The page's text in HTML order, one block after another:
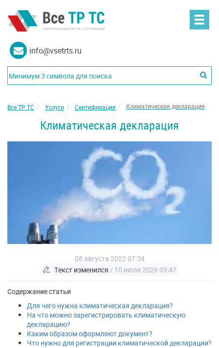
info@vsetrts.ru
Все ТР ТС Услуги Сертификация Климатическая декларация
Климатическая декларация
08 августа 2022 07:34
Текст изменился / 10 июля 2026 09:47
Содержание статьи
Для чего нужна климатическая декларация?
На что можно зарегистрировать климатическую
декларацию?
Каким образом оформляют документ?
Что нужно для регистрации климатической декларации?